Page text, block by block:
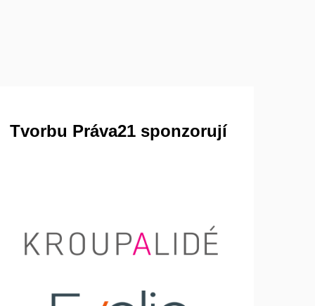
Tvorbu Práva21 sponzorují